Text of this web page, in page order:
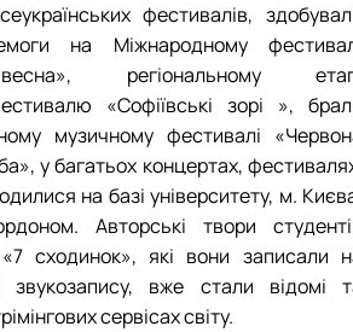
фестивалів,
на Міжнародному
весна», регіональному
«Софіївські зорі »,
музичному фестивалі
у багатьох концертах,
на базі університету, м.
Авторські твори
«7 сходинок», які вони записали
звукозапису, вже стали відомі
сервісах світу.